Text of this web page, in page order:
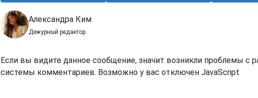
Александра Ким
Дежурный редактор
Если вы видите данное сообщение, значит возникли проблемы с
системы комментариев. Возможно у вас отключен JavaScript